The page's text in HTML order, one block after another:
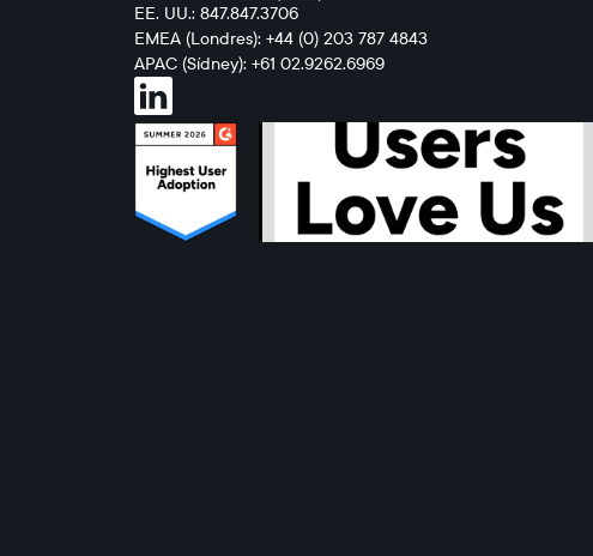
EE. UU.: 847.847.3706
EMEA (Londres): +44 (0) 203 787 4843
APAC (Sídney): +61 02.9262.6969